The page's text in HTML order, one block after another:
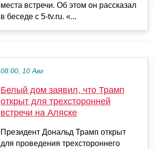
места встречи. Об этом он рассказал
в беседе с 5-tv.ru. «...
08:00, 10 Авг
Белый дом заявил, что Трамп
открыт для трехсторонней
встречи на Аляске
Президент Дональд Трамп открыт
для проведения трехстороннего